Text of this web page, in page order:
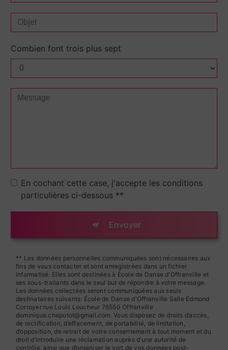
Combien font trois plus sept
En cochant cette case, j'accepte les conditions
particulières ci-dessous **
Envoyer
** Les données personnelles communiquées sont nécessaires aux
fins de vous contacter et sont enregistrées dans un fichier
informatisé. Elles sont destinées à École de Danse d'Offranville et
ses sous-traitants dans le seul but de répondre à votre message.
Les données collectées seront communiquées aux seuls
destinataires suivants: École de Danse d'Offranville Salle Edmond
Corroyer rue Louis Loucheur 76550 Offranville
dominique.chapotot@gmail.com. Vous disposez de droits d’accès,
de rectification, d’effacement, de portabilité, de limitation,
d’opposition, de retrait de votre consentement à tout moment et du
droit d’introduire une réclamation auprès d’une autorité de
contrôle, ainsi que d’organiser le sort de vos données post-